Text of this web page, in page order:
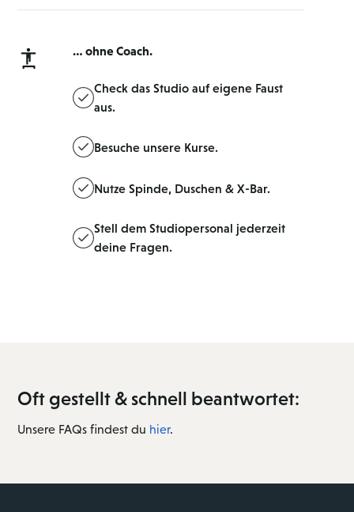
… ohne Coach.
Check das Studio auf eigene Faust
aus.
Besuche unsere Kurse.
Nutze Spinde, Duschen & X-Bar.
Stell dem Studiopersonal jederzeit
deine Fragen.
Oft gestellt & schnell beantwortet:
Unsere FAQs findest du hier.